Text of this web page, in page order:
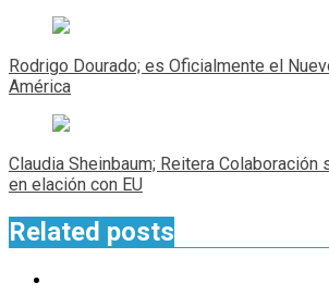
Navegación
de
entradas
Rodrigo Dourado; es Oficialmente el
América
Claudia Sheinbaum; Reitera Colaboración
en elación con EU
Related posts